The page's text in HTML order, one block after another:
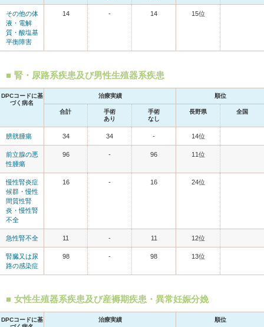
その他の体
液・電解
質・酸塩基
平衡障害
14 - 14 15位
腎・尿路系疾患及び男性生殖器系疾患
DPCコードに基
づく病名
治療実績 順位
合計
手術
あり
手術
なし
長野県 全国
膀胱腫瘍 34 34 - 14位
前立腺の悪
性腫瘍
96 - 96 11位
慢性腎炎症
候群・慢性
間質性腎
炎・慢性腎
不全
16 - 16 24位
急性腎不全 11 - 11 12位
腎臓又は尿
路の感染症
98 - 98 13位
女性生殖器系疾患及び産褥期疾患・異常妊娠分娩
DPCコードに基
治療実績 順位